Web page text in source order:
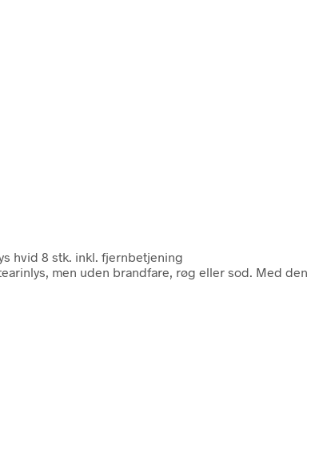
hvid 8 stk. inkl. fjernbetjening
men uden brandfare, røg eller sod. Med den